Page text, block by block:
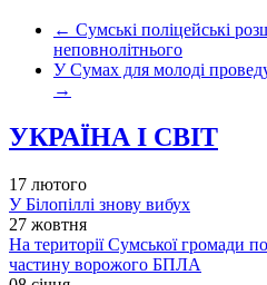
← Сумські поліцейські
неповнолітнього
У Сумах для молоді
→
УКРАЇНА І СВІТ
17 лютого
У Білопіллі знову вибух
27 жовтня
На території Сумської громади
частину ворожого БПЛА